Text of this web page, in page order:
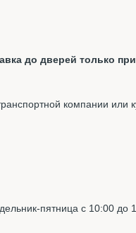
до дверей только
компании или
пятница с 10:00 до